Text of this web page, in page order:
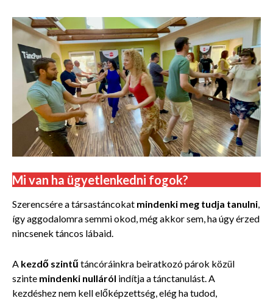
Mi van ha ügyetlenkedni fogok?
Szerencsére a társastáncokat mindenki meg tudja tanulni,
így aggodalomra semmi okod, még akkor sem, ha úgy érzed
nincsenek táncos lábaid.
A kezdő szintű táncóráinkra beiratkozó párok közül
szinte mindenki nulláról indítja a tánctanulást. A
kezdéshez nem kell előképzettség, elég ha tudod,